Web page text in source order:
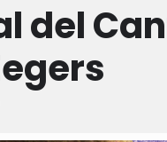
del